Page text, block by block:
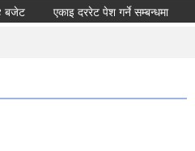
एकाइ दररेट पेश गर्ने सम्बन्धमा